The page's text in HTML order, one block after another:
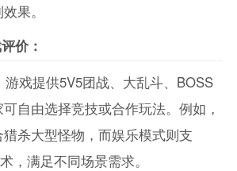
果。
价：
戏提供5V5团战、大乱斗、BOSS
自由选择竞技或合作玩法。例如，
杀大型怪物，而娱乐模式则支
，满足不同场景需求。